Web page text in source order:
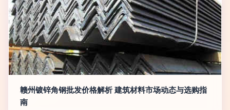
赣州镀锌角钢批发价格解析 建筑材料市场动态与选购指
南